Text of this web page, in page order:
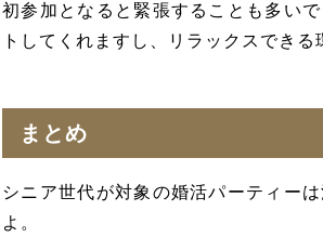
初参加となると緊張することも多い
トしてくれますし、リラックスでき
まとめ
シニア世代が対象の婚活パーティー
よ。